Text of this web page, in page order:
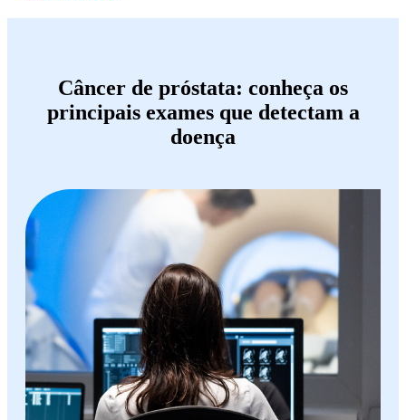
Câncer de próstata: conheça os
principais exames que detectam a
doença